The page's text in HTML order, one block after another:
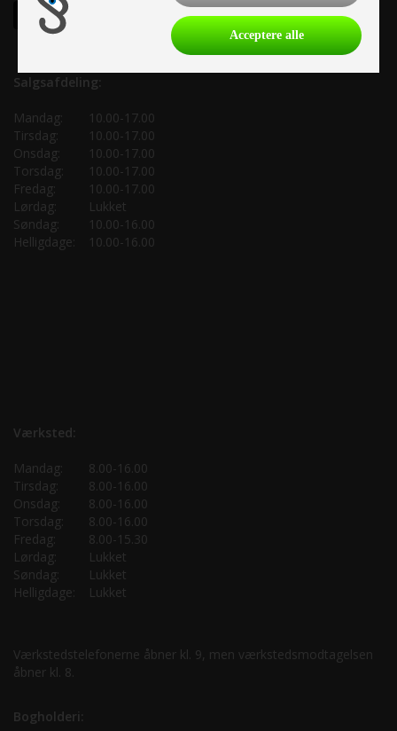
Salgsafdeling:
Mandag:
10.00-17.00
Tirsdag:
10.00-17.00
Onsdag:
10.00-17.00
Torsdag:
10.00-17.00
Fredag:
10.00-17.00
Lørdag:
Lukket
Søndag:
10.00-16.00
Helligdage:
10.00-16.00
Værksted:
Mandag:
8.00-16.00
Tirsdag:
8.00-16.00
Onsdag:
8.00-16.00
Torsdag:
8.00-16.00
Fredag:
8.00-15.30
Lørdag:
Lukket
Søndag:
Lukket
Helligdage:
Lukket
Værkstedstelefonerne åbner kl. 9, men værkstedsmodtagelsen
åbner kl. 8.
Bogholderi:
Acceptere alle